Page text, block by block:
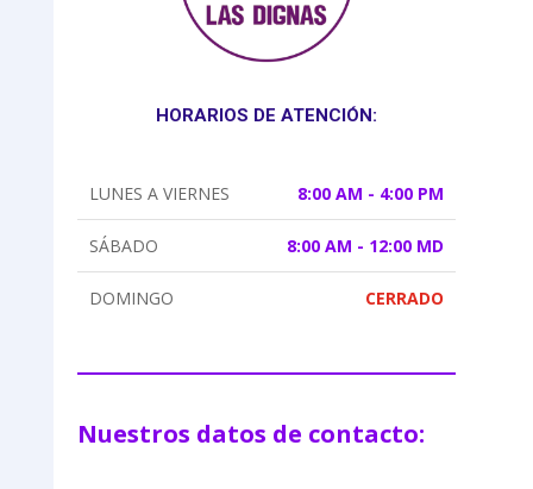
HORARIOS DE ATENCIÓN:
LUNES A VIERNES 8:00 AM - 4:00 PM
SÁBADO 8:00 AM - 12:00 MD
DOMINGO CERRADO
Nuestros datos de contacto: